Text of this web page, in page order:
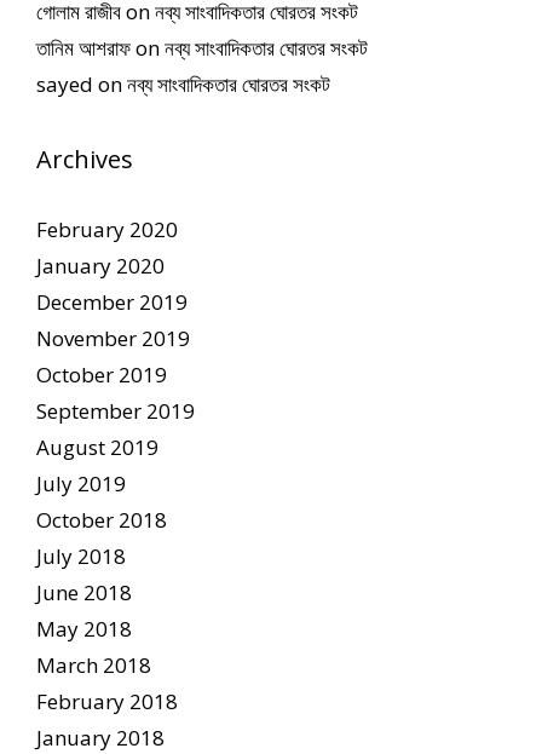
গোলাম রাজীবonনব্য সাংবাদিকতার ঘোরতর সংকট
তানিম আশরাফonনব্য সাংবাদিকতার ঘোরতর সংকট
sayed onনব্য সাংবাদিকতার ঘোরতর সংকট
Archives
February 2020
January 2020
December 2019
November 2019
October 2019
September 2019
August 2019
July 2019
October 2018
July 2018
June 2018
May 2018
March 2018
February 2018
January 2018